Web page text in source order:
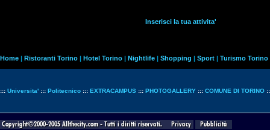
Inserisci la tua attivita'
Home | Ristoranti Torino | Hotel Torino | Nightlife | Shopping | Sport | Turismo Torino
::: Universita' ::: Politecnico ::: EXTRACAMPUS ::: PHOTOGALLERY ::: COMUNE DI TORINO